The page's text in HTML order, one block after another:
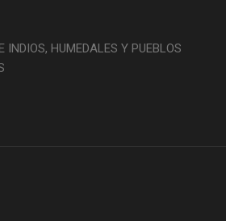
INDIOS, HUMEDALES Y PUEBLOS